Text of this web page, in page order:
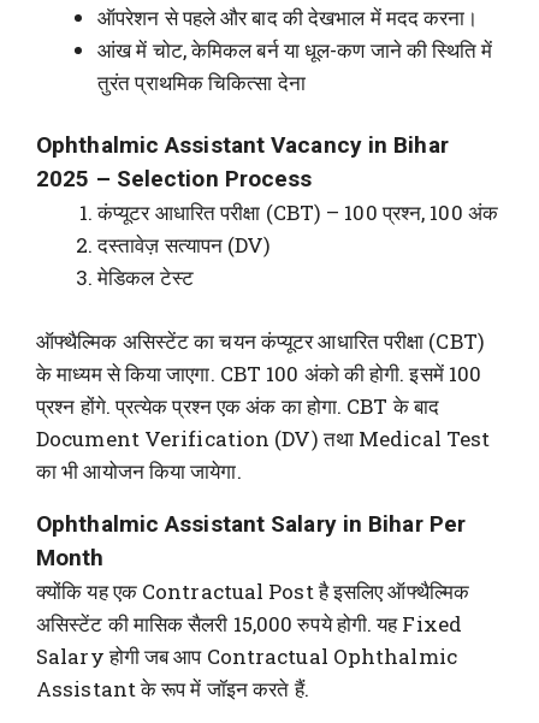
ऑपरेशन से पहले और बाद की देखभाल में मदद करना।
आंख में चोट, केमिकल बर्न या धूल-कण जाने की स्थिति में
तुरंत प्राथमिक चिकित्सा देना
Ophthalmic Assistant Vacancy in Bihar
2025 – Selection Process
कंप्यूटर आधारित परीक्षा (CBT) – 100 प्रश्न, 100 अंक
दस्तावेज़ सत्यापन (DV)
मेडिकल टेस्ट
ऑफ्थैल्मिक असिस्टेंट का चयन कंप्यूटर आधारित परीक्षा (CBT)
के माध्यम से किया जाएगा. CBT 100 अंको की होगी. इसमें 100
प्रश्न होंगे. प्रत्येक प्रश्न एक अंक का होगा. CBT के बाद
Document Verification (DV) तथा Medical Test
का भी आयोजन किया जायेगा.
Ophthalmic Assistant Salary in Bihar Per
Month
क्योंकि यह एक Contractual Post है इसलिए ऑफ्थैल्मिक
असिस्टेंट की मासिक सैलरी 15,000 रुपये होगी. यह Fixed
Salary होगी जब आप Contractual Ophthalmic
Assistant के रूप में जॉइन करते हैं.